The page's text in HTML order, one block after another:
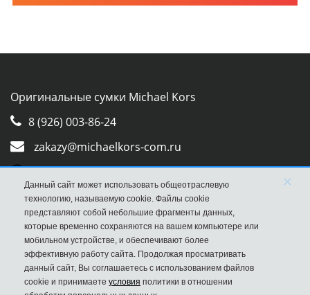
Оригинальные сумки Michael Kors
8 (926) 003-86-24
zakazy@michaelkors-com.ru
Whatsapp
Viber
Данный сайт может использовать общеотраслевую
технологию, называемую cookie. Файлы cookie
представляют собой небольшие фрагменты данных,
которые временно сохраняются на вашем компьютере или
мобильном устройстве, и обеспечивают более
эффективную работу сайта. Продолжая просматривать
данный сайт, Вы соглашаетесь с использованием файлов
cookie и принимаете условия политики в отношении
×